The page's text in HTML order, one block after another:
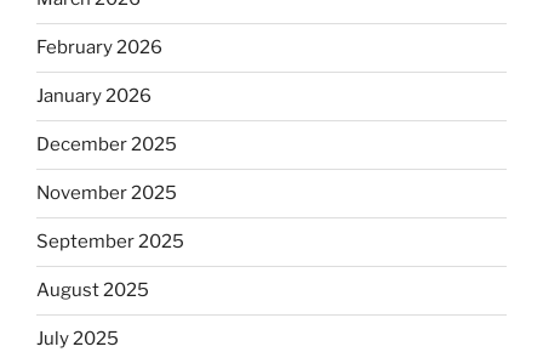
February 2026
January 2026
December 2025
November 2025
September 2025
August 2025
July 2025